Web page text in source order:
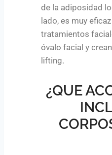
de la adiposidad
lado, es muy
tratamientos
óvalo facial y
lifting.
¿QUE